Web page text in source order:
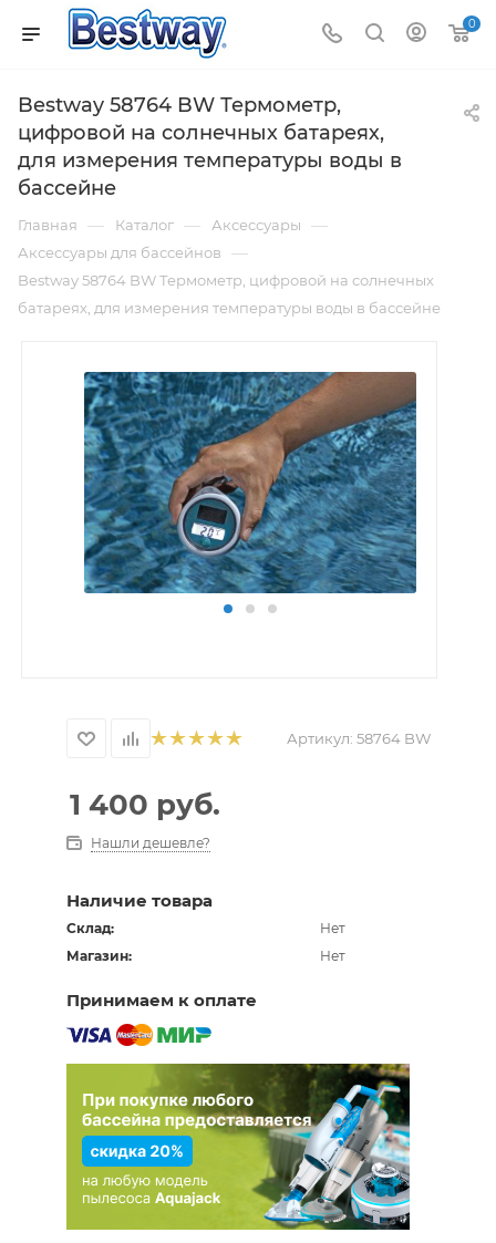
0
Bestway 58764 BW Термометр,
цифровой на солнечных батареях,
для измерения температуры воды в
бассейне
Главная — Каталог — Аксессуары —
Аксессуары для бассейнов —
Bestway 58764 BW Термометр, цифровой на солнечных
батареях, для измерения температуры воды в бассейне
Артикул: 58764 BW
1 400 руб.
Нашли дешевле?
Наличие товара
Склад:
Нет
Магазин:
Нет
Принимаем к оплате